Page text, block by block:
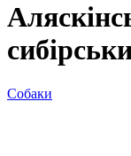
Собаки